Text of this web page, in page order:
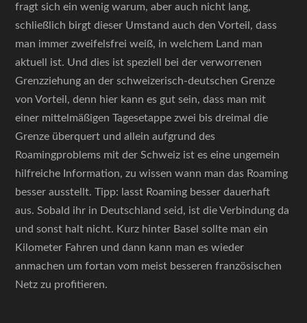
fragt sich ein wenig warum, aber auch nicht lang,
schließlich birgt dieser Umstand auch den Vorteil, dass
man immer zweifelsfrei weiß, in welchem Land man
aktuell ist. Und dies ist speziell bei der verworrenen
Grenzziehung an der schweizerisch-deutschen Grenze
von Vorteil, denn hier kann es gut sein, dass man mit
einer mittelmäßigen Tagesetappe zwei bis dreimal die
Grenze überquert und allein aufgrund des
Roamingproblems mit der Schweiz ist es eine ungemein
hilfreiche Information, zu wissen wann man das Roaming
besser ausstellt. Tipp: lasst Roaming besser dauerhaft
aus. Sobald ihr in Deutschland seid, ist die Verbindung da
und sonst halt nicht. Kurz hinter Basel sollte man ein
Kilometer Fahren und dann kann man es wieder
anmachen um fortan vom meist besseren französischen
Netz zu profitieren.